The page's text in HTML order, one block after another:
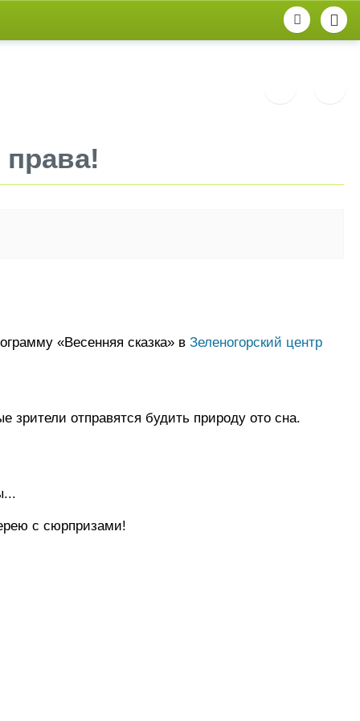
«Весенняя сказка» в Зеленогорский центр
отправятся будить природу ото сна.
с сюрпризами!